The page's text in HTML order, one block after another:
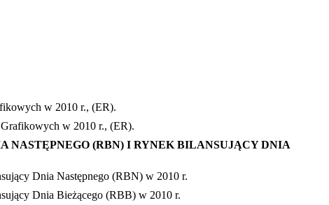
w 2010 r., (ER).
Grafikowych w 2010 r., (ER).
NASTĘPNEGO (RBN) I RYNEK BILANSUJĄCY DNIA
Dnia Następnego (RBN) w 2010 r.
Dnia Bieżącego (RBB) w 2010 r.